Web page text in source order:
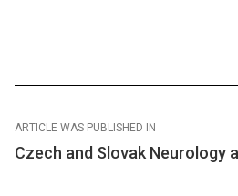
ARTICLE WAS PUBLISHED IN
Czech and Slovak Neurology